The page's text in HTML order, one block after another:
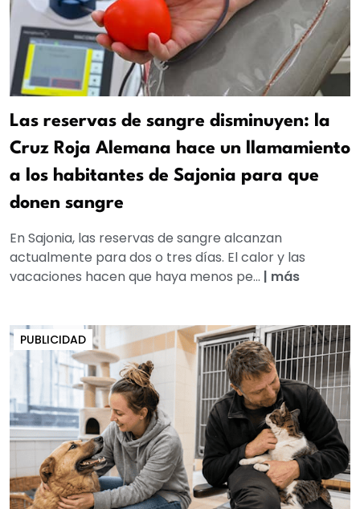
Las reservas de sangre disminuyen: la
Cruz Roja Alemana hace un llamamiento
a los habitantes de Sajonia para que
donen sangre
En Sajonia, las reservas de sangre alcanzan
actualmente para dos o tres días. El calor y las
vacaciones hacen que haya menos pe... | más
PUBLICIDAD